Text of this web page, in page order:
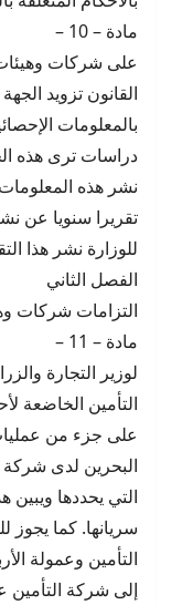
مادة – 10 –
على شركات وهيئات
القانون تزويد
بالمعلومات
دراسات ترى هذه
نشر هذه
تقريرا سنويا عن
للوزارة نشر هذا
الفصل الثاني
التزامات شركات
مادة – 11 –
لوزير التجارة
التأمين الخاضعة
على جزء من
البحرين لدى شركة
التي يحددها ويبين
سريانها. كما يجوز
التأمين وعمولة
إلى شركة التأمين